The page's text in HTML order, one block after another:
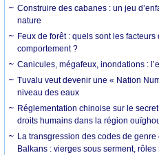
Construire des cabanes : un jeu
nature
Feux de forêt : quels sont les
comportement ?
Canicules, mégafeux, inondations :
Tuvalu veut devenir une « Nation
niveau des eaux
Réglementation chinoise sur le
droits humains dans la région
La transgression des codes de
Balkans : vierges sous serment,